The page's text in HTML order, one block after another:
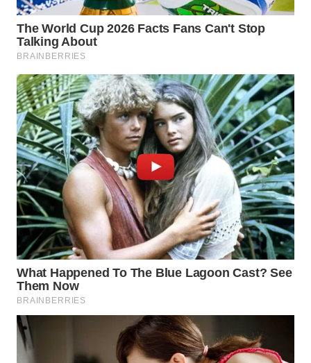
WN
KARAWANG
WN
BEKASI
WN
BOGOR
WN
DEPOK
WN
TAPANULI
UTARA
SAMOSIR